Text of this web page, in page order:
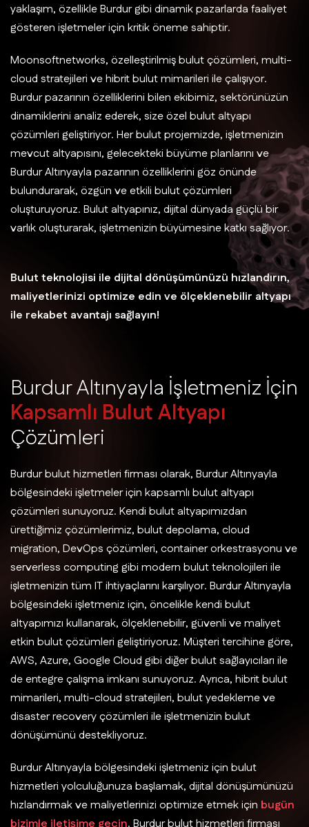
yaklaşım, özellikle Burdur gibi dinamik pazarlarda faaliyet
gösteren işletmeler için kritik öneme sahiptir.
Moonsoftnetworks, özelleştirilmiş bulut çözümleri, multi-
cloud stratejileri ve hibrit bulut mimarileri ile çalışıyor.
Burdur pazarının özelliklerini bilen ekibimiz, sektörünüzün
dinamiklerini analiz ederek, size özel bulut altyapı
çözümleri geliştiriyor. Her bulut projemizde, işletmenizin
mevcut altyapısını, gelecekteki büyüme planlarını ve
Burdur Altınyayla pazarının özelliklerini göz önünde
bulundurarak, özgün ve etkili bulut çözümleri
oluşturuyoruz. Bulut altyapınız, dijital dünyada güçlü bir
varlık oluşturarak, işletmenizin büyümesine katkı sağlıyor.
Bulut teknolojisi ile dijital dönüşümünüzü hızlandırın,
maliyetlerinizi optimize edin ve ölçeklenebilir altyapı
ile rekabet avantajı sağlayın!
BurdurAltınyayla İşletmeniz İçin
Kapsamlı BulutAltyapı
Çözümleri
Burdur bulut hizmetleri firması olarak, Burdur Altınyayla
bölgesindeki işletmeler için kapsamlı bulut altyapı
çözümleri sunuyoruz. Kendi bulut altyapımızdan
ürettiğimiz çözümlerimiz, bulut depolama, cloud
migration, DevOps çözümleri, container orkestrasyonu ve
serverless computing gibi modern bulut teknolojileri ile
işletmenizin tüm IT ihtiyaçlarını karşılıyor. Burdur Altınyayla
bölgesindeki işletmeniz için, öncelikle kendi bulut
altyapımızı kullanarak, ölçeklenebilir, güvenli ve maliyet
etkin bulut çözümleri geliştiriyoruz. Müşteri tercihine göre,
AWS, Azure, Google Cloud gibi diğer bulut sağlayıcıları ile
de entegre çalışma imkanı sunuyoruz. Ayrıca, hibrit bulut
mimarileri, multi-cloud stratejileri, bulut yedekleme ve
disaster recovery çözümleri ile işletmenizin bulut
dönüşümünü destekliyoruz.
Burdur Altınyayla bölgesindeki işletmeniz için bulut
hizmetleri yolculuğunuza başlamak, dijital dönüşümünüzü
hızlandırmak ve maliyetlerinizi optimize etmek için bugün
bizimle iletişime geçin. Burdur bulut hizmetleri firması